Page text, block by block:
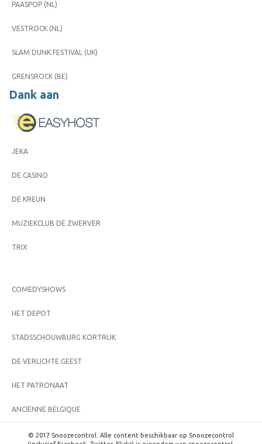
PAASPOP (NL)
VESTROCK (NL)
SLAM DUNK FESTIVAL (UK)
GRENSROCK (BE)
Dank aan
JEKA
DE CASINO
DE KREUN
MUZIEKCLUB DE ZWERVER
TRIX
COMEDYSHOWS
HET DEPOT
STADSSCHOUWBURG KORTRIJK
DE VERLICHTE GEEST
HET PATRONAAT
ANCIENNE BELGIQUE
© 2017 Snoozecontrol. Alle content beschikbaar op Snoozecontrol